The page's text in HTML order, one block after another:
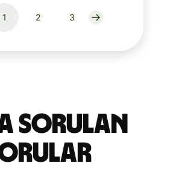
1 2 3
Sorulan